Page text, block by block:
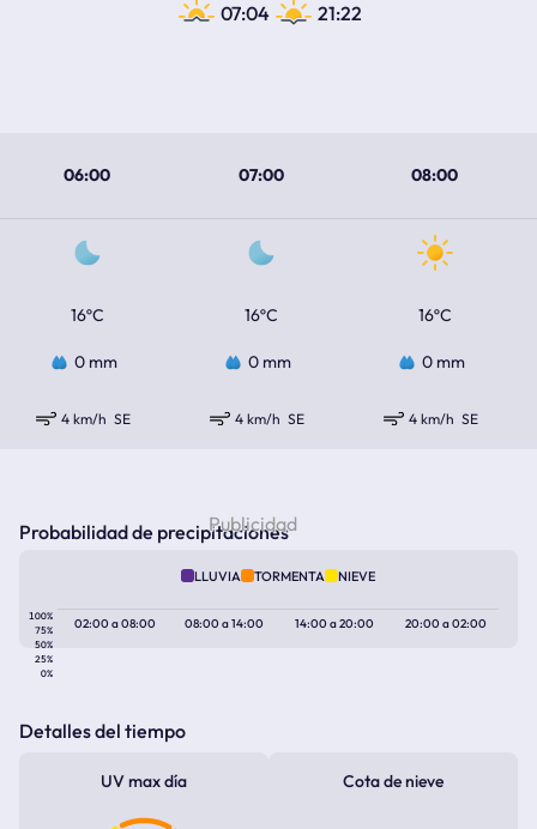
07:04 21:22
06:00 07:00 08:00
16ºC 16ºC 16ºC
0 mm 0 mm 0 mm
4 km/h SE 4 km/h SE 4 km/h SE
Probabilidad de precipitaciones
LLUVIA TORMENTA NIEVE
100%
75%
50%
25%
0%
02:00a08:00 08:00a14:00 14:00a20:00 20:00a02:00
Detalles del tiempo
UV max día Cota de nieve